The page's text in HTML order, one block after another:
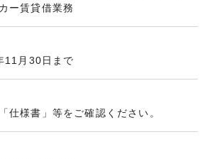
ー賃貸借業務
11月30日まで
仕様書」等をご確認ください。